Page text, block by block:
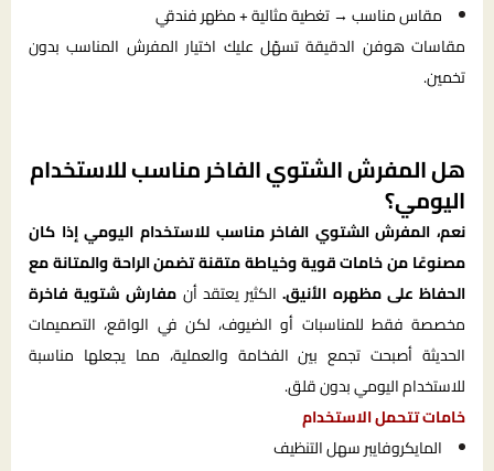
مقاس مناسب → تغطية مثالية + مظهر فندقي
مقاسات هوفن الدقيقة تسهّل عليك اختيار المفرش المناسب بدون
تخمين.
هل المفرش الشتوي الفاخر مناسب للاستخدام
اليومي؟
نعم، المفرش الشتوي الفاخر مناسب للاستخدام اليومي إذا كان
مصنوعًا من خامات قوية وخياطة متقنة تضمن الراحة والمتانة مع
الحفاظ على مظهره الأنيق. الكثير يعتقد أن مفارش شتوية فاخرة
مخصصة فقط للمناسبات أو الضيوف، لكن في الواقع، التصميمات
الحديثة أصبحت تجمع بين الفخامة والعملية، مما يجعلها مناسبة
للاستخدام اليومي بدون قلق.
خامات تتحمل الاستخدام
المايكروفايبر سهل التنظيف